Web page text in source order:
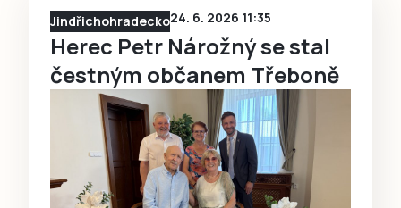
Jindřichohradecko24. 6. 2026 11:35
Herec Petr Nárožný se stal
čestným občanem Třeboně